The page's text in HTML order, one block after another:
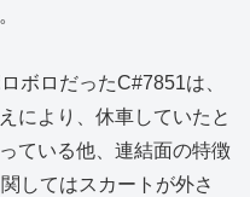
ボロだったC#7851は、
により、休車していたと
ている他、連結面の特徴
してはスカートが外さ